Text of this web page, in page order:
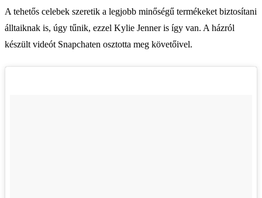
A tehetős celebek szeretik a legjobb minőségű termékeket biztosítani
álltaiknak is, úgy tűnik, ezzel Kylie Jenner is így van. A házról
készült videót Snapchaten osztotta meg követőivel.